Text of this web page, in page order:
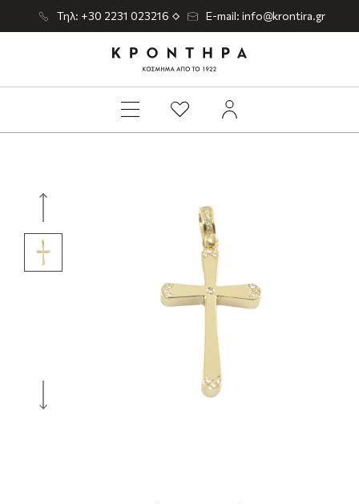
Τηλ: +30 2231 023216 E-mail: info@krontira.gr